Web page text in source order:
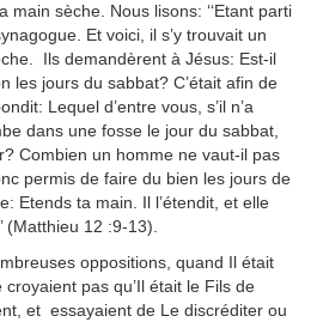
sèche. Nous lisons: ‘‘Etant parti
Et voici, il s’y trouvait un
Ils demandèrent à Jésus: Est-il
les jours du sabbat? C’était afin de
Lequel d’entre vous, s’il n’a
dans une fosse le jour du sabbat,
Combien un homme ne vaut-il pas
permis de faire du bien les jours de
Etends ta main. Il l’étendit, et elle
(Matthieu 12 :9-13).
oppositions, quand Il était
pas qu’Il était le Fils de
et essayaient de Le discréditer ou